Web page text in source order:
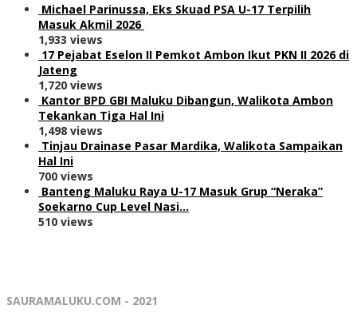
Michael Parinussa, Eks Skuad PSA U-17 Terpilih
Masuk Akmil 2026
1,933 views
17 Pejabat Eselon II Pemkot Ambon Ikut PKN II 2026 di
Jateng
1,720 views
Kantor BPD GBI Maluku Dibangun, Walikota Ambon
Tekankan Tiga Hal Ini
1,498 views
Tinjau Drainase Pasar Mardika, Walikota Sampaikan
Hal Ini
700 views
Banteng Maluku Raya U-17 Masuk Grup “Neraka”
Soekarno Cup Level Nasi…
510 views
SAURAMALUKU.COM - 2021